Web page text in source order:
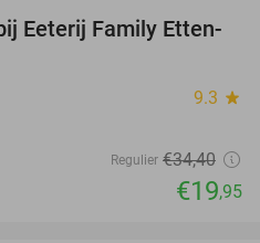
42%
Eeterij Family Etten-
9.3 star
Regulier €34,40
€19,95